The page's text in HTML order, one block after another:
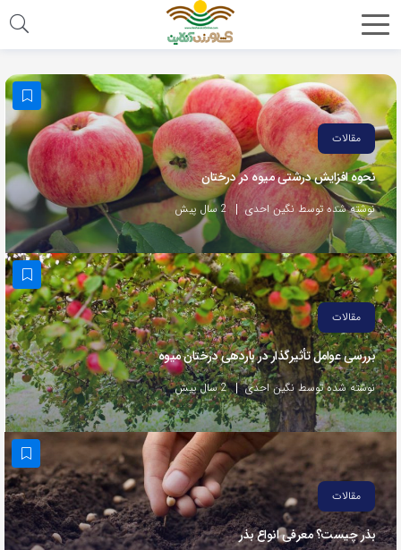
مقالات
نحوه افزایش درشتی میوه در درختان
نوشته شده توسط نگین احدی 2 سال پیش
مقالات
بررسی عوامل تأثیرگذار در باردهی درختان میوه
نوشته شده توسط نگین احدی 2 سال پیش
مقالات
بذر چیست؟ معرفی انواع بذر